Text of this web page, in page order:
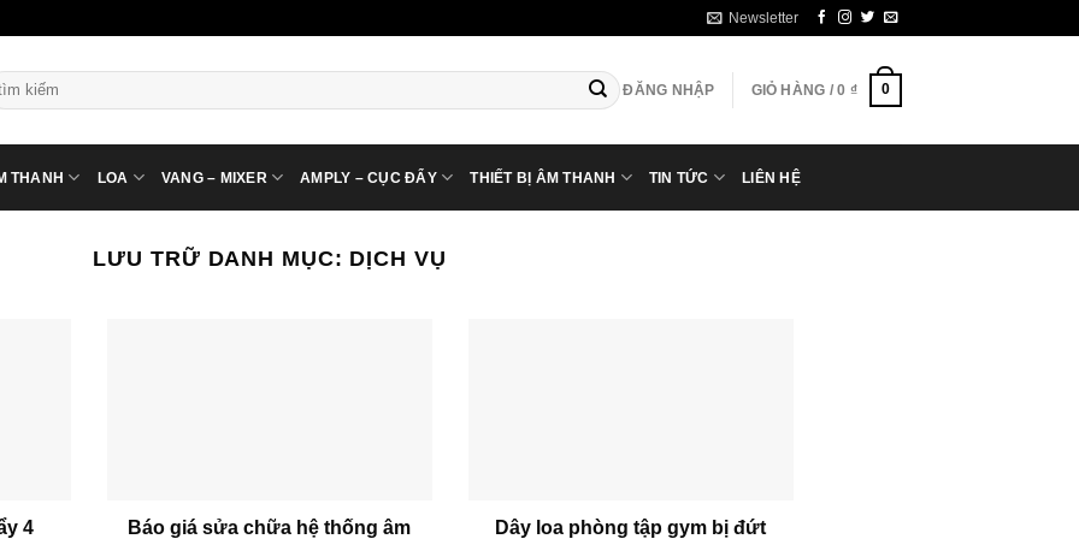
Newsletter
ĐĂNG NHẬP GIỎ HÀNG /0 ₫ 0
THANH LOA VANG – MIXER AMPLY – CỤC ĐẨY THIẾT BỊ ÂM THANH TIN TỨC LIÊN HỆ
LƯU TRỮ DANH MỤC: DỊCH VỤ
4
Báo giá sửa chữa hệ thống âm
Dây loa phòng tập gym bị đứt